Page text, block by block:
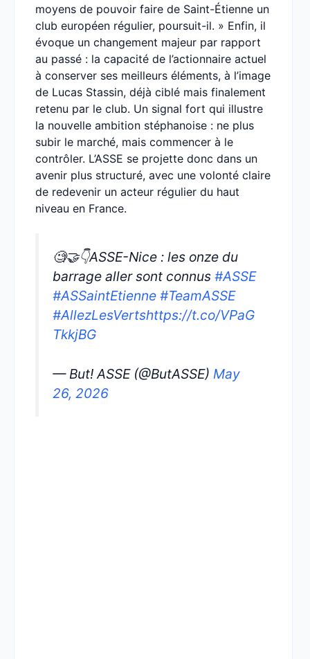
moyens de pouvoir faire de Saint-Étienne un
club européen régulier, poursuit-il. » Enfin, il
évoque un changement majeur par rapport
au passé : la capacité de l’actionnaire actuel
à conserver ses meilleurs éléments, à l’image
de Lucas Stassin, déjà ciblé mais finalement
retenu par le club. Un signal fort qui illustre
la nouvelle ambition stéphanoise : ne plus
subir le marché, mais commencer à le
contrôler. L’ASSE se projette donc dans un
avenir plus structuré, avec une volonté claire
de redevenir un acteur régulier du haut
niveau en France.
🧐🤝👇ASSE-Nice : les onze du
barrage aller sont connus #ASSE
#ASSaintEtienne #TeamASSE
#AllezLesVertshttps://t.co/VPaG
TkkjBG
— But! ASSE (@ButASSE) May
26, 2026